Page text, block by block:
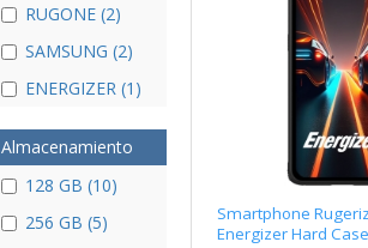
RUGONE (2)
SAMSUNG (2)
ENERGIZER (1)
Almacenamiento
128 GB (10)
256 GB (5)
Smartphone
Energizer Hard